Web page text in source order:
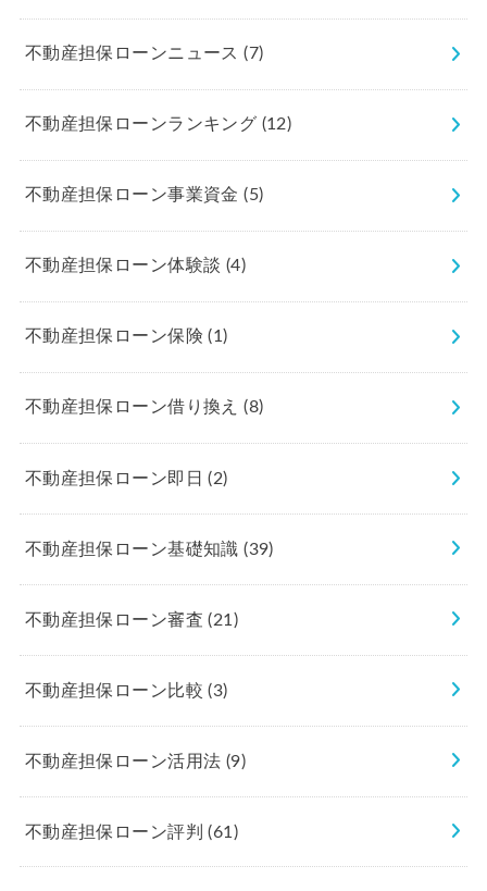
不動産担保ローンニュース(7)
不動産担保ローンランキング (12)
不動産担保ローン事業資金(5)
不動産担保ローン体験談 (4)
不動産担保ローン保険(1)
不動産担保ローン借り換え(8)
不動産担保ローン即日(2)
不動産担保ローン基礎知識(39)
不動産担保ローン審査(21)
不動産担保ローン比較(3)
不動産担保ローン活用法 (9)
不動産担保ローン評判(61)